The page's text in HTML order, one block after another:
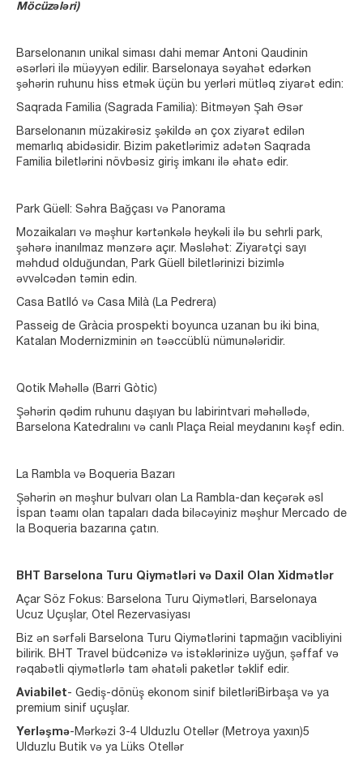
Möcüzələri)
Barselonanın unikal siması dahi memar Antoni Qaudinin
əsərləri ilə müəyyən edilir. Barselonaya səyahət edərkən
şəhərin ruhunu hiss etmək üçün bu yerləri mütləq ziyarət edin:
Saqrada Familia (Sagrada Familia): Bitməyən Şah Əsər
Barselonanın müzakirəsiz şəkildə ən çox ziyarət edilən
memarlıq abidəsidir. Bizim paketlərimiz adətən Saqrada
Familia biletlərini növbəsiz giriş imkanı ilə əhatə edir.
Park Güell: Səhra Bağçası və Panorama
Mozaikaları və məşhur kərtənkələ heykəli ilə bu sehrli park,
şəhərə inanılmaz mənzərə açır. Məsləhət: Ziyarətçi sayı
məhdud olduğundan, Park Güell biletlərinizi bizimlə
əvvəlcədən təmin edin.
Casa Batlló və Casa Milà (La Pedrera)
Passeig de Gràcia prospekti boyunca uzanan bu iki bina,
Katalan Modernizminin ən təəccüblü nümunələridir.
Qotik Məhəllə (Barri Gòtic)
Şəhərin qədim ruhunu daşıyan bu labirintvari məhəllədə,
Barselona Katedralını və canlı Plaça Reial meydanını kəşf edin.
La Rambla və Boqueria Bazarı
Şəhərin ən məşhur bulvarı olan La Rambla-dan keçərək əsl
İspan təamı olan tapaları dada biləcəyiniz məşhur Mercado de
la Boqueria bazarına çatın.
BHT Barselona Turu Qiymətləri və Daxil Olan Xidmətlər
Açar Söz Fokus: Barselona Turu Qiymətləri, Barselonaya
Ucuz Uçuşlar, Otel Rezervasiyası
Biz ən sərfəli Barselona Turu Qiymətlərini tapmağın vacibliyini
bilirik. BHT Travel büdcənizə və istəklərinizə uyğun, şəffaf və
rəqabətli qiymətlərlə tam əhatəli paketlər təklif edir.
Aviabilet- Gediş-dönüş ekonom sinif biletləriBirbaşa və ya
premium sinif uçuşlar.
Yerləşmə-Mərkəzi 3-4 Ulduzlu Otellər (Metroya yaxın)5
Ulduzlu Butik və ya Lüks Otellər